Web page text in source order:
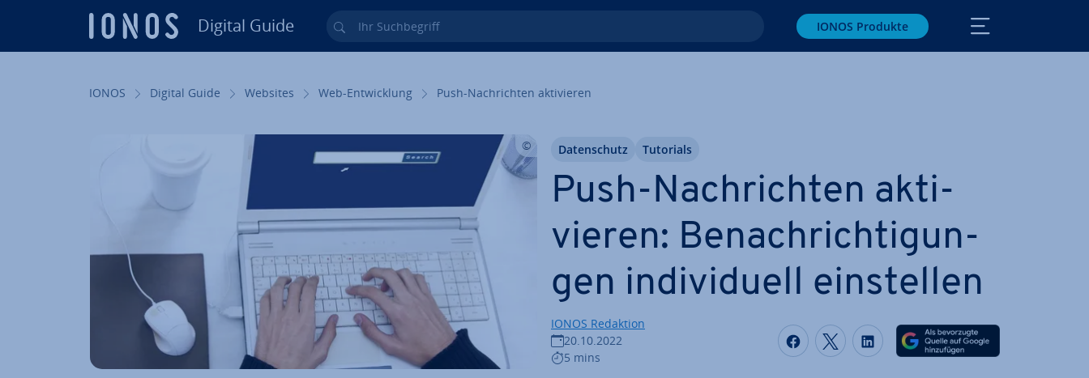
Digital Guide Ihr Such­be­griff IONOS Produkte
IONOS Digital Guide Websites Web-Ent­wick­lung Push-Nach­rich­ten ak­ti­vie­ren
Push-Nach­rich­ten ak­ti­
vie­ren: Be­nach­rich­ti­gun­
gen in­di­vi­du­ell ein­stel­len
IONOS Redaktion
20.10.2022
5 mins
Auf Facebook teilen
Auf Twitter teilen
Auf LinkedIn teilen
Da­ten­schutz Tutorials